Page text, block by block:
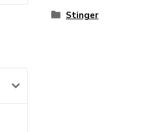
Stinger